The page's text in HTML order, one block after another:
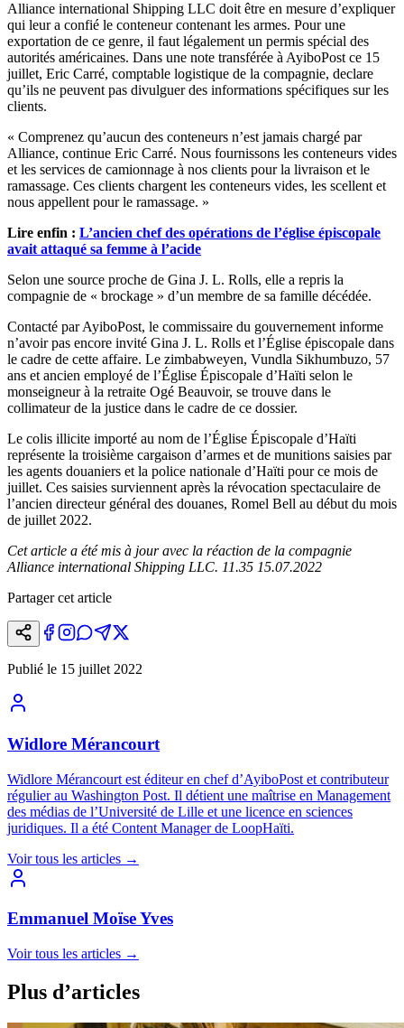
Alliance international Shipping LLC doit être en mesure d’expliquer
qui leur a confié le conteneur contenant les armes. Pour une
exportation de ce genre, il faut légalement un permis spécial des
autorités américaines. Dans une note transférée à AyiboPost ce 15
juillet, Eric Carré, comptable logistique de la compagnie, declare
qu’ils ne peuvent pas divulguer des informations spécifiques sur les
clients.
« Comprenez qu’aucun des conteneurs n’est jamais chargé par
Alliance, continue Eric Carré. Nous fournissons les conteneurs vides
et les services de camionnage à nos clients pour la livraison et le
ramassage. Ces clients chargent les conteneurs vides, les scellent et
nous appellent pour le ramassage. »
Lire enfin : L’ancien chef des opérations de l’église épiscopale
avait attaqué sa femme à l’acide
Selon une source proche de Gina J. L. Rolls, elle a repris la
compagnie de « brockage » d’un membre de sa famille décédée.
Contacté par AyiboPost, le commissaire du gouvernement informe
n’avoir pas encore invité Gina J. L. Rolls et l’Église épiscopale dans
le cadre de cette affaire. Le zimbabweyen, Vundla Sikhumbuzo, 57
ans et ancien employé de l’Église Épiscopale d’Haïti selon le
monseigneur à la retraite Ogé Beauvoir, se trouve dans le
collimateur de la justice dans le cadre de ce dossier.
Le colis illicite importé au nom de l’Église Épiscopale d’Haïti
représente la troisième cargaison d’armes et de munitions saisies par
les agents douaniers et la police nationale d’Haïti pour ce mois de
juillet. Ces saisies surviennent après la révocation spectaculaire de
l’ancien directeur général des douanes, Romel Bell au début du mois
de juillet 2022.
Cet article a été mis à jour avec la réaction de la compagnie
Alliance international Shipping LLC. 11.35 15.07.2022
Partager cet article
Publié le 15 juillet 2022
Widlore Mérancourt
Widlore Mérancourt est éditeur en chef d’AyiboPost et contributeur
régulier au Washington Post. Il détient une maîtrise en Management
des médias de l’Université de Lille et une licence en sciences
juridiques. Il a été Content Manager de LoopHaïti.
Voir tous les articles →
Emmanuel Moïse Yves
Voir tous les articles →
Plus d’articles